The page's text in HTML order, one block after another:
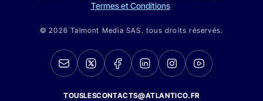
Termes et Conditions
© 2026 Talmont Media SAS. tous droits réservés.
TOUSLESCONTACTS@ATLANTICO.FR